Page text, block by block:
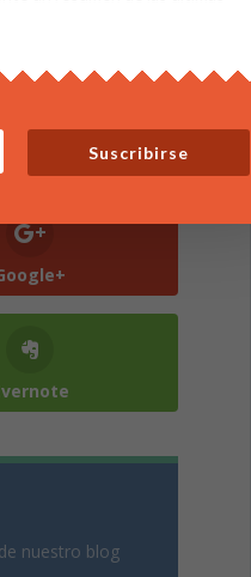
nuestro blog
Suscribirse